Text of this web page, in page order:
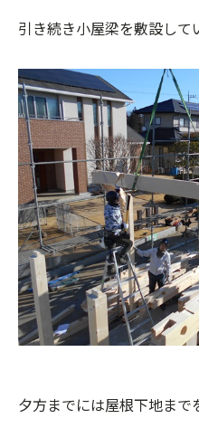
引き続き小屋梁を敷設して
夕方までには屋根下地まで